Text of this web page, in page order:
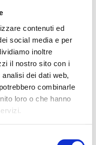
contenuti ed
social media e per
inoltre
il nostro sito con i
dei dati web,
combinarle
loro o che hanno
per flessibilità,
nella
ad un bilancio
ricerca delle
e Zenner, la
per il